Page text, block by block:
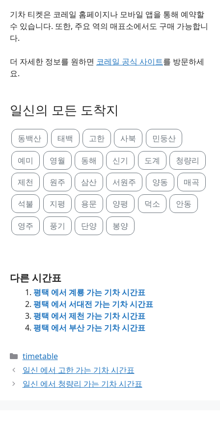
기차 티켓은 코레일 홈페이지나 모바일 앱을 통해 예약할
수 있습니다. 또한, 주요 역의 매표소에서도 구매 가능합니
다.
더 자세한 정보를 원하면 코레일 공식 사이트를 방문하세
요.
일신의 모든 도착지
동백산 태백 고한 사북 민둥산
예미 영월 동해 신기 도계 청량리
제천 원주 삼산 서원주 양동 매곡
석불 지평 용문 양평 덕소 안동
영주 풍기 단양 봉양
다른 시간표
평택 에서 계룡 가는 기차 시간표
평택 에서 서대전 가는 기차 시간표
평택 에서 제천 가는 기차 시간표
평택 에서 부산 가는 기차 시간표
Categories
timetable
일신 에서 고한 가는 기차 시간표
일신 에서 청량리 가는 기차 시간표